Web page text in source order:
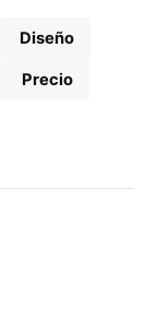
Diseño
Precio